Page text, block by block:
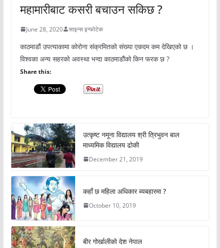
महामारीबाट कसरी बचाउन सकिछ ?
June 28, 2020 साइन्स इन्फोटेक
काठमाडौं उपत्याकामा कोरोना संक्रमितको संख्या एकदम कम देखिएको छ ।
विश्वका अन्य सहरको अवस्था भन्दा काठमाडौंको किन फरक छ ?
Share this:
उत्कृष्ट नमूना विद्यालय श्री त्रिभुवन बाल
माध्यमिक विद्यालय ढोकी
December 21, 2019
कहाँ छ महिला अधिकार ब्यबहारमा ?
October 10, 2019
बीर गोर्खालीको देश नेपाल